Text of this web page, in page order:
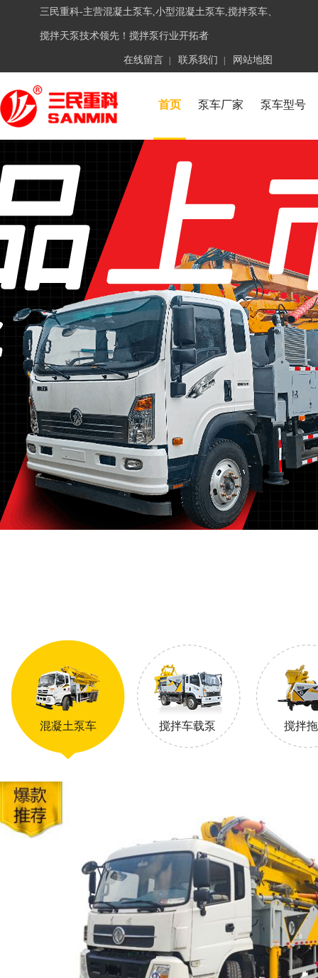
三民重科-主营混凝土泵车,小型混凝土泵车,搅拌泵车、
搅拌天泵技术领先！搅拌泵行业开拓者
在线留言 联系我们 网站地图
首页 泵车厂家 泵车型号
混凝土泵车 搅拌车载泵 搅拌